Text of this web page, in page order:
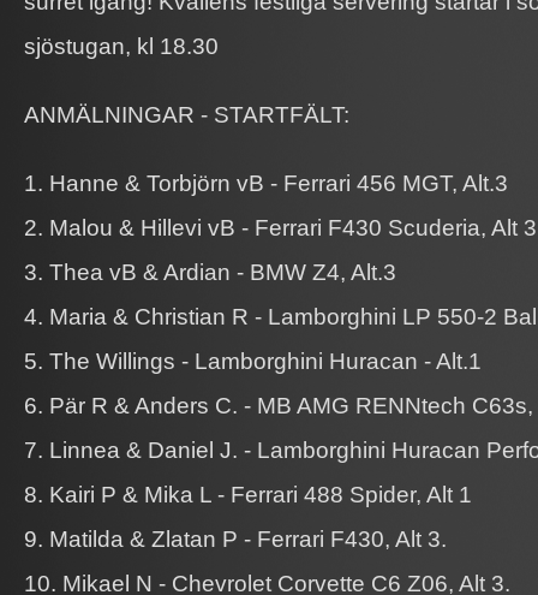
sjöstugan, kl 18.30
ANMÄLNINGAR - STARTFÄLT:
1. Hanne & Torbjörn vB - Ferrari 456 MGT, Alt.3
2. Malou & Hillevi vB - Ferrari F430 Scuderia, Alt 3
3. Thea vB & Ardian - BMW Z4, Alt.3
4. Maria & Christian R - Lamborghini LP 550-2
5. The Willings - Lamborghini Huracan - Alt.1
6. Pär R & Anders C. - MB AMG RENNtech C63s,
7. Linnea & Daniel J. - Lamborghini Huracan
8. Kairi P & Mika L - Ferrari 488 Spider, Alt 1
9. Matilda & Zlatan P - Ferrari F430, Alt 3.
10. Mikael N - Chevrolet Corvette C6 Z06, Alt 3.